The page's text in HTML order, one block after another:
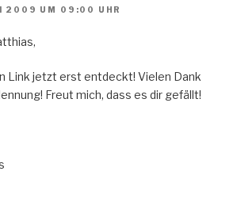
2009 UM 09:00 UHR
Link jetzt erst entdeckt! Vielen Dank
Freut mich, dass es dir gefällt!